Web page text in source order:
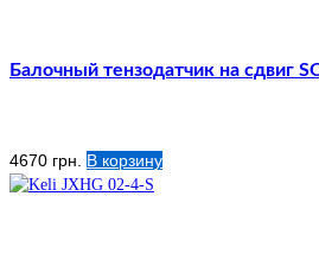
Балочный тензодатчик на сдвиг
4670 грн. В корзину